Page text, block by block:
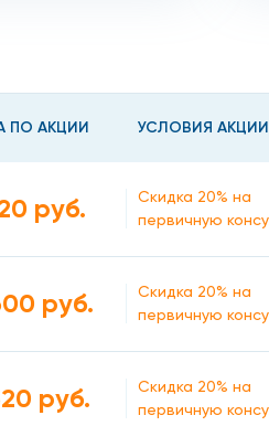
точные результаты на
вмешательства
ПО АКЦИИ УСЛОВИЯ АКЦИИ
руб.
Скидка 20% на
первичную
руб.
Скидка 20% на
первичную
руб.
Скидка 20% на
первичную